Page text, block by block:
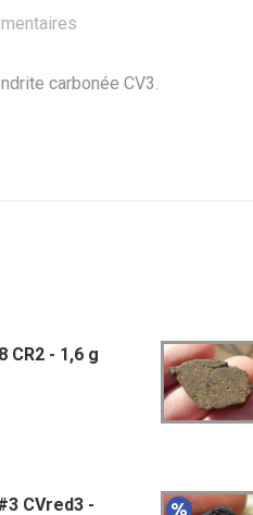
carbonée CV3.
CR2 - 1,6 g
CVred3 -